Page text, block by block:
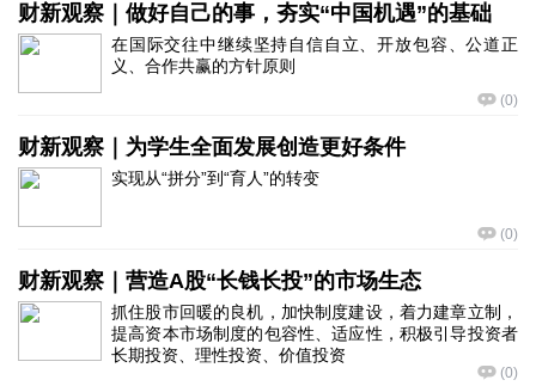
财新观察｜做好自己的事，夯实“中国机遇”的基础
在国际交往中继续坚持自信自立、开放包容、公道正
义、合作共赢的方针原则
(0)
财新观察｜为学生全面发展创造更好条件
实现从“拼分”到“育人”的转变
(0)
财新观察｜营造A股“长钱长投”的市场生态
抓住股市回暖的良机，加快制度建设，着力建章立制，
提高资本市场制度的包容性、适应性，积极引导投资者
长期投资、理性投资、价值投资
(0)